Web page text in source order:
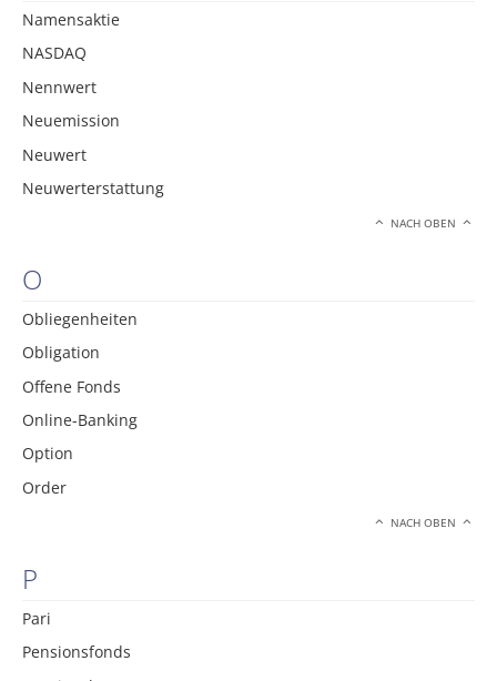
Namensaktie
NASDAQ
Nennwert
Neuemission
Neuwert
Neuwerterstattung
NACH OBEN
O
Obliegenheiten
Obligation
Offene Fonds
Online-Banking
Option
Order
NACH OBEN
P
Pari
Pensionsfonds